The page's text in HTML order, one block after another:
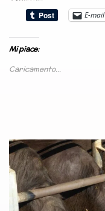
E-mail
Mi piace:
Caricamento...